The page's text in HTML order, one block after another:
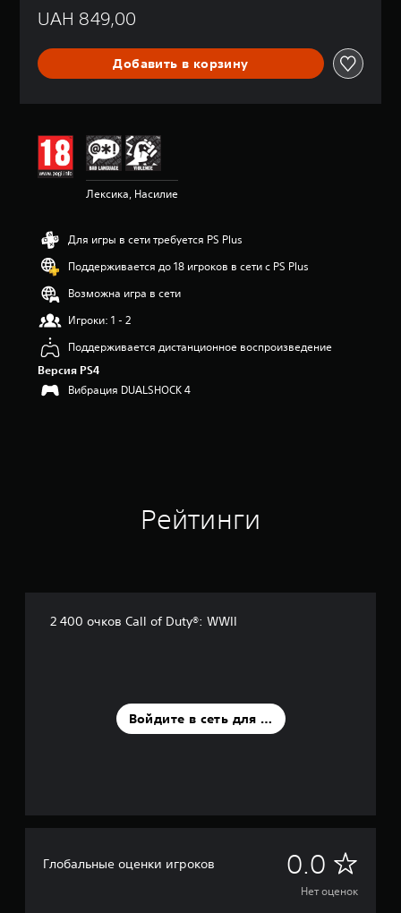
о
е
н
UAH 849,00
Добавить в корзину
Лексика, Насилие
Для игры в сети требуется PS Plus
Поддерживается до 18 игроков в сети с PS Plus
Возможна игра в сети
Игроки: 1 - 2
Поддерживается дистанционное воспроизведение
Версия PS4
Вибрация DUALSHOCK 4
Рейтинги
2 400 очков Call of Duty®: WWII
Войдите в сеть для оценки
Глобальные оценки игроков 0.0 Н
е
Нет оценок